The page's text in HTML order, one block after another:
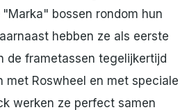
bossen rondom hun
hebben ze als eerste
de frametassen tegelijkertijd
met Roswheel en met speciale
werken ze perfect samen